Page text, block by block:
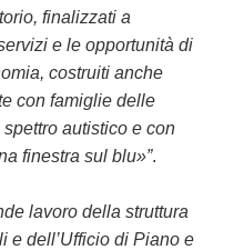
finalizzati a
e le opportunità di
costruiti anche
con famiglie delle
autistico e con
finestra sul blu»”.
lavoro della struttura
e dell’Ufficio di Piano e